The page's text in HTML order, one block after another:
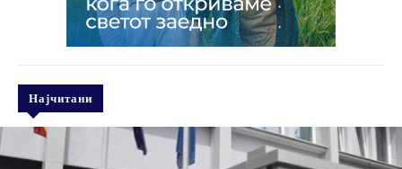
Најчитани